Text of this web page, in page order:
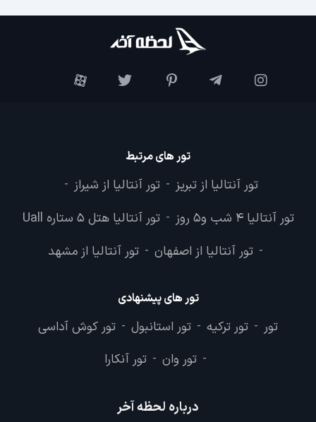
تور های مرتبط
تور آنتالیا از تبریز - تور آنتالیا از شیراز -
تور آنتالیا 4 شب و5 روز - تور آنتالیا هتل 5 ستاره Uall
- تور آنتالیا از اصفهان - تور آنتالیا از مشهد
تور های پیشنهادی
تور - تور ترکیه - تور استانبول - تور کوش آداسی
- تور وان - تور آنکارا
درباره لحظه آخر